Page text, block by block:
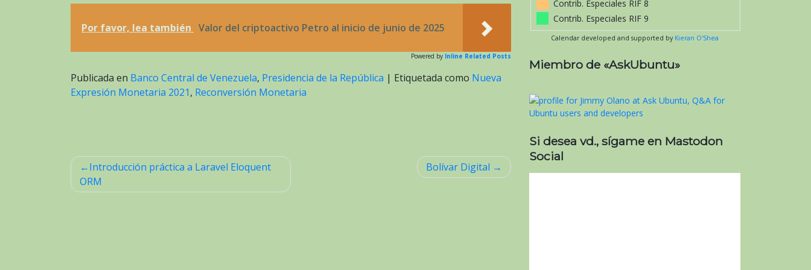
Por favor, lea también Valor del criptoactivo Petro al inicio de junio de 2025
Powered by Inline Related Posts
Publicada en Banco Central de Venezuela, Presidencia de la República | Etiquetada como Nueva
Expresión Monetaria 2021, Reconversión Monetaria
Navegación
de
Introducción práctica a Laravel Eloquent
ORM
Bolívar Digital
Contrib. Especiales RIF 8
Contrib. Especiales RIF 9
Calendar developed and supported by Kieran O'Shea
Miembro de «AskUbuntu»
Si desea vd., sígame en Mastodon
Social